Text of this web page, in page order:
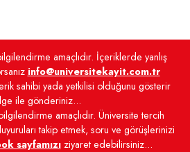
amaçlıdır. İçeriklerde yanlış
info@universitekayit.com.tr
sahibi yada yetkilisi olduğunu gösterir
ile gönderiniz...
amaçlıdır. Üniversite tercih
takip etmek, soru ve görüşlerinizi
sayfamızıziyaret edebilirsiniz...